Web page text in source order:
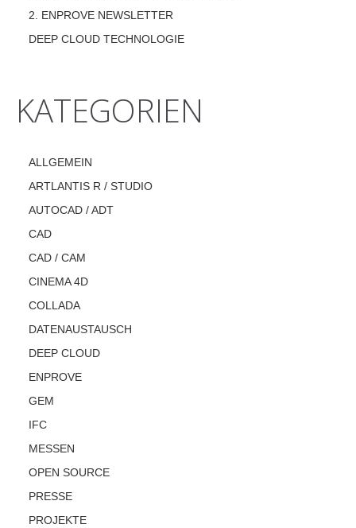
2. ENPROVE NEWSLETTER
DEEP CLOUD TECHNOLOGIE
KATEGORIEN
ALLGEMEIN
ARTLANTIS R / STUDIO
AUTOCAD / ADT
CAD
CAD / CAM
CINEMA 4D
COLLADA
DATENAUSTAUSCH
DEEP CLOUD
ENPROVE
GEM
IFC
MESSEN
OPEN SOURCE
PRESSE
PROJEKTE